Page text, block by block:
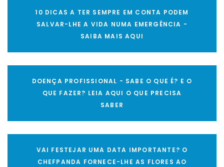
10 DICAS A TER SEMPRE EM CONTA PODEM
SALVAR-LHE A VIDA NUMA EMERGÊNCIA -
SAIBA MAIS AQUI
DOENÇA PROFISSIONAL - SABE O QUE É? E O
QUE FAZER? LEIA AQUI O QUE PRECISA
SABER
VAI FESTEJAR UMA DATA IMPORTANTE? O
CHEFPANDA FORNECE-LHE AS FLORES AO